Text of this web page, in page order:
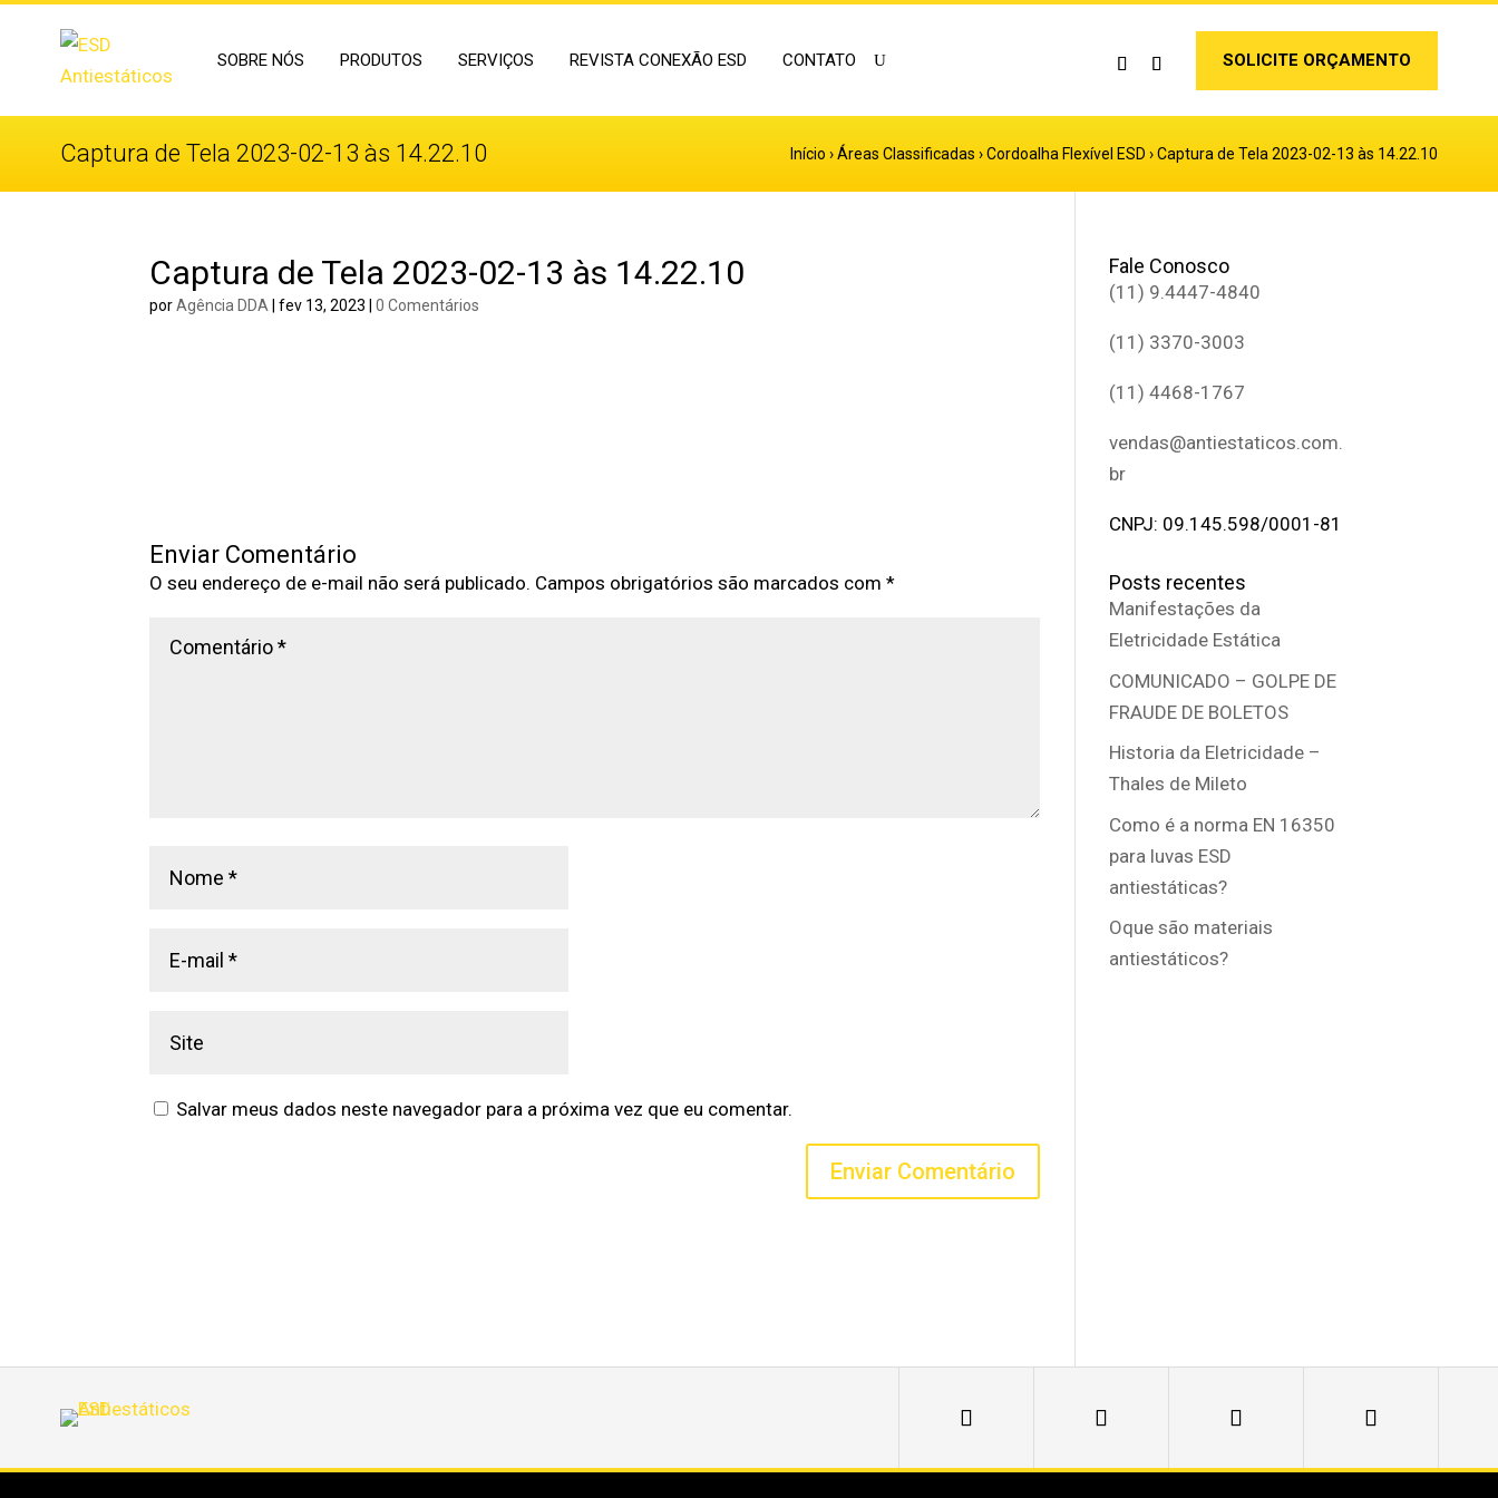
SOBRE NÓS PRODUTOS SERVIÇOS REVISTA CONEXÃO ESD CONTATO SOLICITE ORÇAMENTO
Captura de Tela 2023-02-13 às 14.22.10 Início ›Áreas Classificadas ›Cordoalha Flexível ESD ›Captura de Tela 2023-02-13 às 14.22.10
Captura de Tela 2023-02-13 às 14.22.10
porAgência DDA |fev 13, 2023 |0 Comentários
Enviar Comentário
O seu endereço de e-mail não será publicado. Campos obrigatórios são marcados com*
Salvar meus dados neste navegador para a próxima vez que eu comentar.
Fale Conosco
(11) 9.4447-4840
(11) 3370-3003
(11) 4468-1767
vendas@antiestaticos.com.
br
CNPJ: 09.145.598/0001-81
Posts recentes
Manifestações da
Eletricidade Estática
COMUNICADO – GOLPE DE
FRAUDE DE BOLETOS
Historia da Eletricidade –
Thales de Mileto
Como é a norma EN 16350
para luvas ESD
antiestáticas?
Oque são materiais
antiestáticos?